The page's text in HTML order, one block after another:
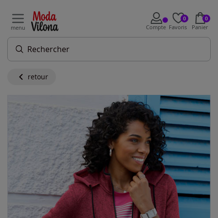
menu Compte
0
Favoris
0
Panier
retour